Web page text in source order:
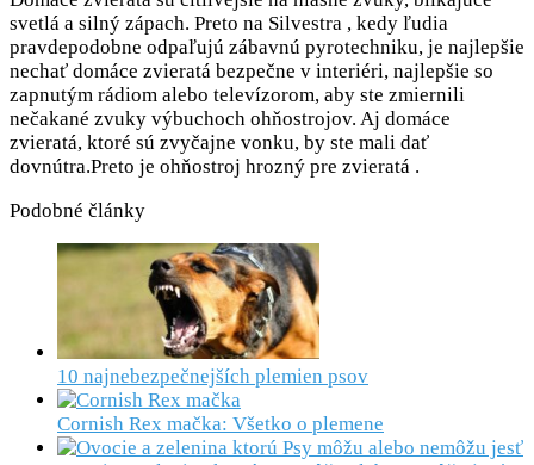
svetlá a silný zápach. Preto na Silvestra , kedy ľudia
pravdepodobne odpaľujú zábavnú pyrotechniku, je najlepšie
nechať domáce zvieratá bezpečne v interiéri, najlepšie so
zapnutým rádiom alebo televízorom, aby ste zmiernili
nečakané zvuky výbuchoch ohňostrojov. Aj domáce
zvieratá, ktoré sú zvyčajne vonku, by ste mali dať
dovnútra.Preto je ohňostroj hrozný pre zvieratá .
Podobné články
10 najnebezpečnejších plemien psov
Cornish Rex mačka: Všetko o plemene